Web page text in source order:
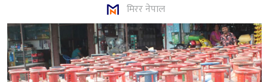
मिरर नेपाल